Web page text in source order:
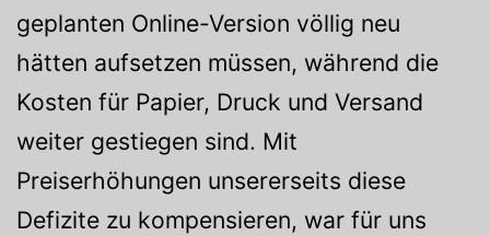
geplanten Online-Version völlig neu
hätten aufsetzen müssen, während die
Kosten für Papier, Druck und Versand
weiter gestiegen sind. Mit
Preiserhöhungen unsererseits diese
Defizite zu kompensieren, war für uns